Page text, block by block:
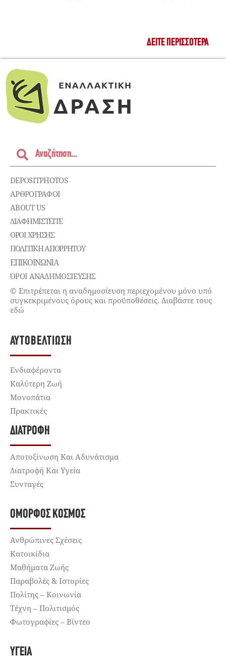
ΔΕΊΤΕ ΠΕΡΙΣΣΌΤΕΡΑ
DEPOSITPHOTOS
ΑΡΘΡΟΓΡΑΦΟΙ
ABOUT US
ΔΙΑΦΗΜΙΣΤΕΊΤΕ
ΌΡΟΙ ΧΡΉΣΗΣ
ΠΟΛΙΤΙΚΉ ΑΠΟΡΡΉΤΟΥ
ΕΠΙΚΟΙΝΩΝΊΑ
ΌΡΟΙ ΑΝΑΔΗΜΟΣΙΕΥΣΗΣ
© Επιτρέπεται η αναδημοσίευση περιεχομένου μόνο υπό
συγκεκριμένους όρους και προϋποθέσεις. Διαβάστε τους
εδώ
ΑΥΤΟΒΕΛΤΊΩΣΗ
Ενδιαφέροντα
Καλύτερη Ζωή
Μονοπάτια
Πρακτικές
ΔΙΑΤΡΟΦΉ
Αποτοξίνωση Και Αδυνάτισμα
Διατροφή Και Υγεία
Συνταγές
ΌΜΟΡΦΟΣ ΚΌΣΜΟΣ
Ανθρώπινες Σχέσεις
Κατοικίδια
Μαθήματα Ζωής
Παραβολές & Ιστορίες
Πολίτης – Κοινωνία
Τέχνη – Πολιτισμός
Φωτογραφίες – Βίντεο
ΥΓΕΊΑ